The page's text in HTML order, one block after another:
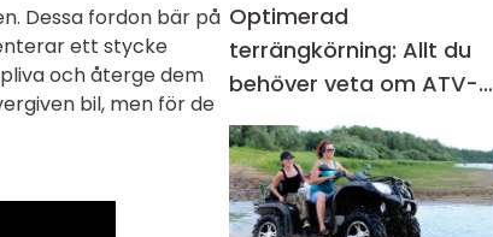
Dessa fordon bär på
ett stycke
och återge dem
bil, men för de
Optimerad
terrängkörning: Allt du
behöver veta om ATV-
däck